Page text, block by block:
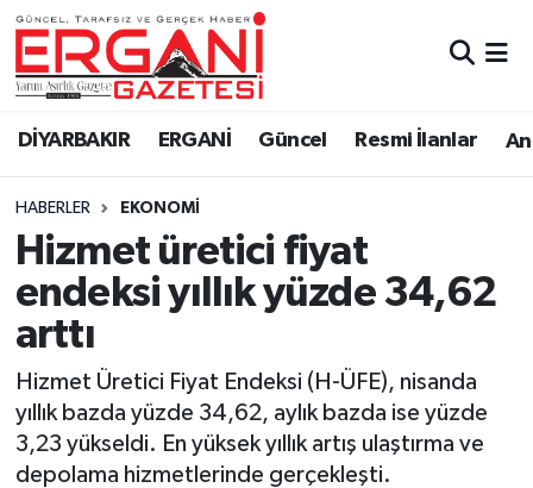
DİYARBAKIR ERGANİ Güncel Resmi İlanlar
HABERLER EKONOMİ
Hizmet üretici fiyat
endeksi yıllık yüzde 34,62
arttı
Hizmet Üretici Fiyat Endeksi (H-ÜFE), nisanda
yıllık bazda yüzde 34,62, aylık bazda ise yüzde
3,23 yükseldi. En yüksek yıllık artış ulaştırma ve
depolama hizmetlerinde gerçekleşti.
DİYARBAKIR
BİSMİL
BAĞLAR
ERGANİ
Güncel
Eği̇ti̇m
Resmi İlanlar
Sağlık
Si̇yaset
Ergani Nöbetçi Eczaneler
Ergani Hava Durumu
Ergani Trafik Yoğunluk Haritası
Süper Lig Puan Durumu ve Fikstür
Tüm Manşetler
Son Dakika Haberleri
Haber Arşivi